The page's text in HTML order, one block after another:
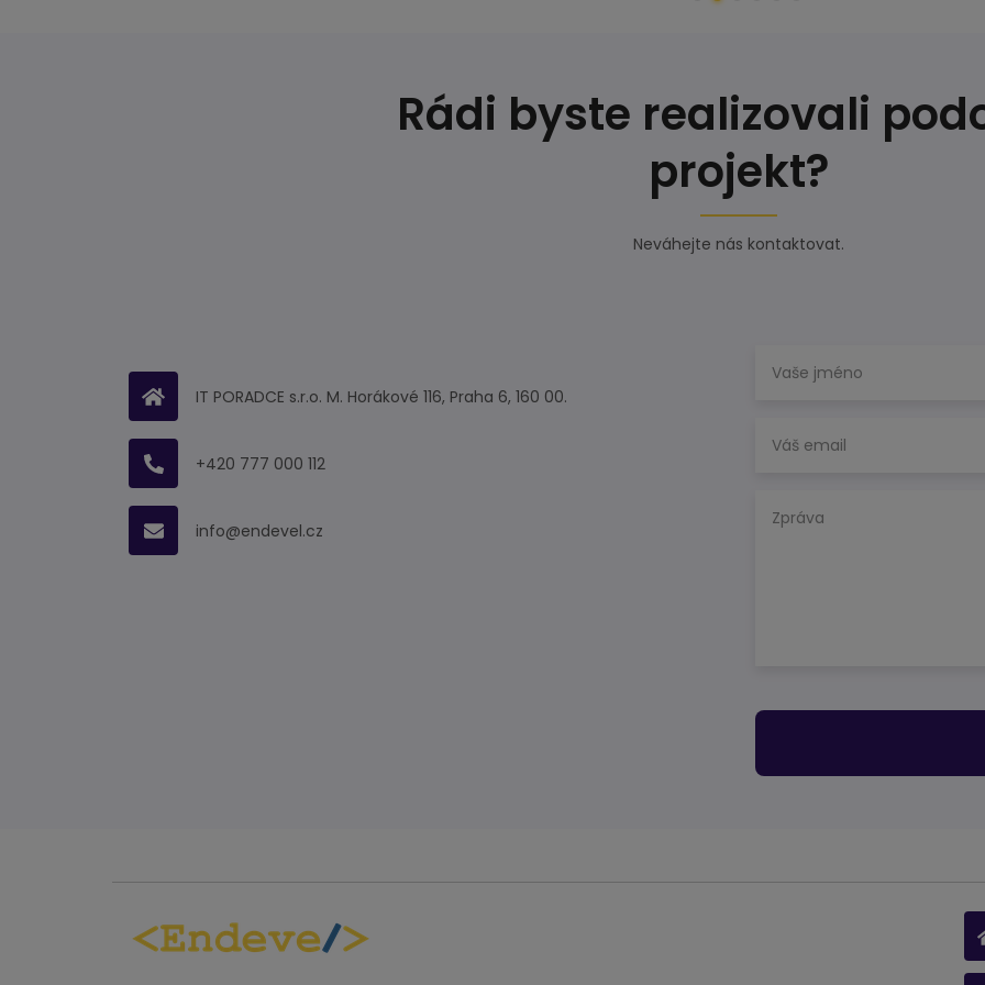
Rádi byste realizovali
projekt?
Neváhejte nás kontaktovat.
IT PORADCE s.r.o. M. Horákové 116, Praha 6, 160 00.
+420 777 000 112
info@endevel.cz